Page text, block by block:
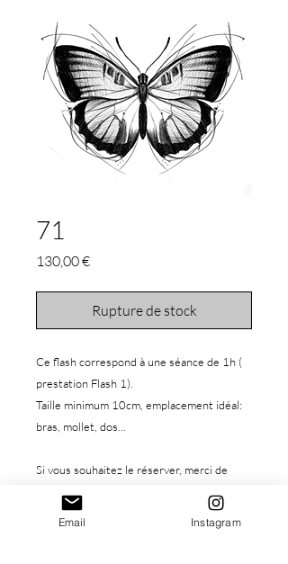
71
130,00 €Prix
Rupture de stock
Ce flash correspond à une séance de 1h (
prestation Flash 1).
Taille minimum 10cm, emplacement idéal:
bras, mollet, dos...
Si vous souhaitez le réserver, merci de
ensuite réserver votre séance
Email Instagram